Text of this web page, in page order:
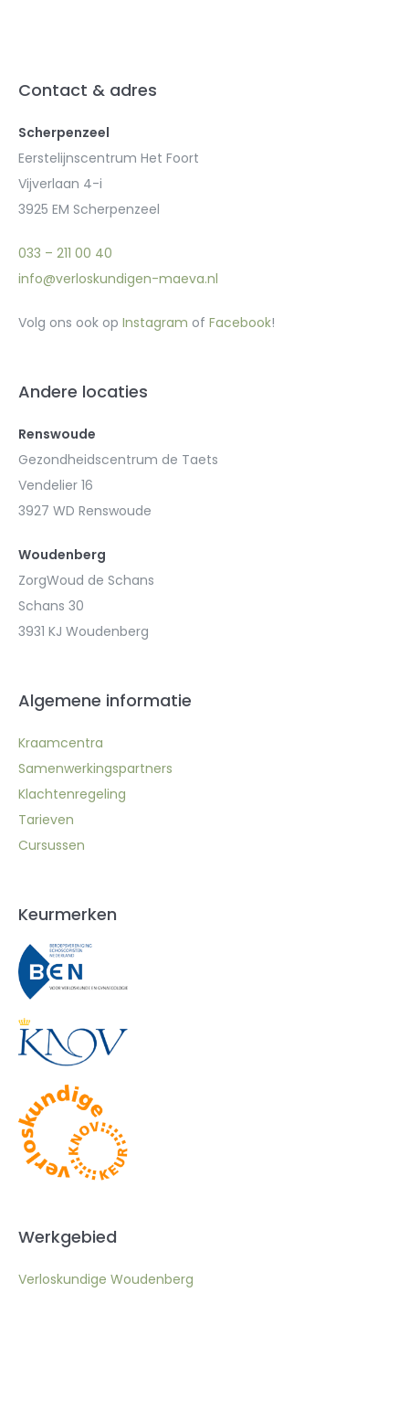
Contact & adres
Scherpenzeel
Eerstelijnscentrum Het Foort
Vijverlaan 4-i
3925 EM Scherpenzeel
033 – 211 00 40
info@verloskundigen-maeva.nl
Volg ons ook op Instagram of Facebook!
Andere locaties
Renswoude
Gezondheidscentrum de Taets
Vendelier 16
3927 WD Renswoude
Woudenberg
ZorgWoud de Schans
Schans 30
3931 KJ Woudenberg
Algemene informatie
Kraamcentra
Samenwerkingspartners
Klachtenregeling
Tarieven
Cursussen
Keurmerken
Werkgebied
Verloskundige Woudenberg